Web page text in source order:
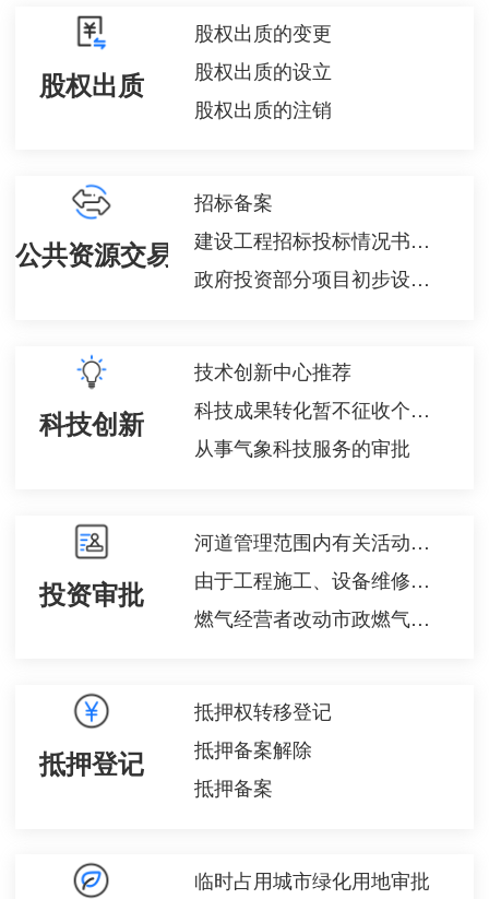
股权出质
股权出质的变更
股权出质的设立
股权出质的注销
公共资源交易
招标备案
建设工程招标投标情况书面报告
政府投资部分项目初步设计审批
科技创新
技术创新中心推荐
科技成果转化暂不征收个人所得税备案
从事气象科技服务的审批
投资审批
河道管理范围内有关活动（不含河道采砂）审批
由于工程施工、设备维修等原因确需停止供水的审批
燃气经营者改动市政燃气设施审批
抵押登记
抵押权转移登记
抵押备案解除
抵押备案
临时占用城市绿化用地审批